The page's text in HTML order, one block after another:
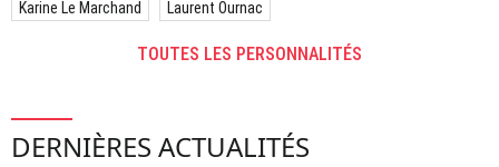
Karine Le Marchand Laurent Ournac
TOUTES LES PERSONNALITÉS
DERNIÈRES ACTUALITÉS